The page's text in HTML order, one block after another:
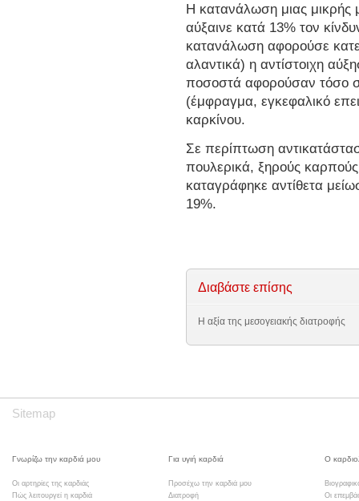
Η κατανάλωση μιας μικρής
αύξαινε κατά 13% τον
κατανάλωση αφορούσε
αλαντικά) η αντίστοιχη
ποσοστά αφορούσαν τόσο
(έμφραγμα, εγκεφαλικό
καρκίνου.
Σε περίπτωση
πουλερικά, ξηρούς
καταγράφηκε αντίθετα
19%.
Διαβάστε επίσης
Η αξία της μεσογειακής διατροφής
Sitemap
Γνωρίζω την καρδιά μου
Οι αρτηρίες της καρδιάς
Πώς λειτουργεί η καρδιά
Για υγιή καρδιά
Προσέχω την καρδιά μου
Διατροφή
Ο
Οι